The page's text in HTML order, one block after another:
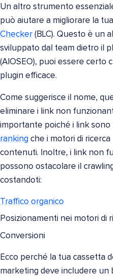
Un altro strumento
può aiutare a migliorare la
Checker (BLC). Questo è un
sviluppato dal team dietro il
(AIOSEO), puoi essere certo
plugin efficace.
Come suggerisce il nome,
eliminare i link non
importante poiché i link sono
ranking che i motori di
contenuti. Inoltre, i link non
possono ostacolare il
costandoti:
Traffico organico
Posizionamenti nei motori di
Conversioni
Ecco perché la tua cassetta
marketing deve includere un